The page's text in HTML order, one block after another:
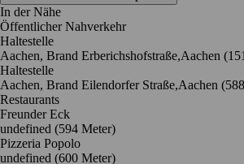
In der Nähe
Öffentlicher Nahverkehr
Haltestelle
Aachen, Brand Erberichshofstraße,Aachen
Haltestelle
Aachen, Brand Eilendorfer Straße,Aachen
Restaurants
Freunder Eck
undefined (594 Meter)
Pizzeria Popolo
undefined (600 Meter)